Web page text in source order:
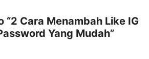
“2 Cara Menambah Like IG
Yang Mudah”